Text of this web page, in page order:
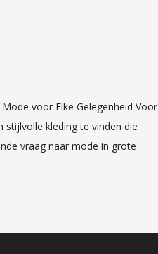
voor Elke Gelegenheid Voor
kleding te vinden die
vraag naar mode in grote